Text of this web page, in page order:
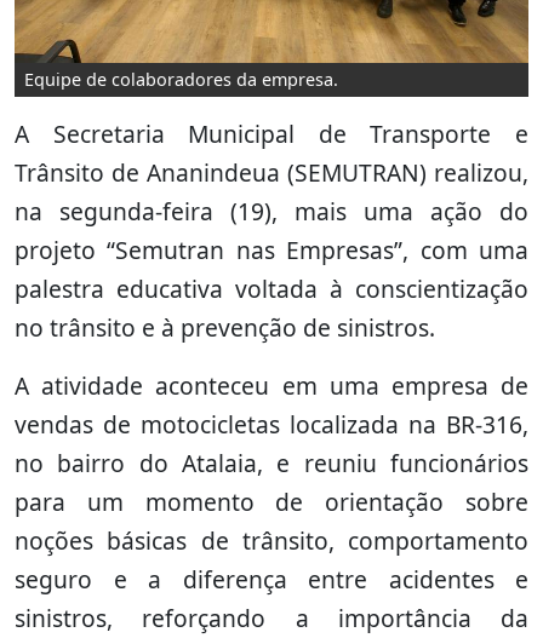
Equipe de colaboradores da empresa.
A Secretaria Municipal de Transporte e
Trânsito de Ananindeua (SEMUTRAN) realizou,
na segunda-feira (19), mais uma ação do
projeto “Semutran nas Empresas”, com uma
palestra educativa voltada à conscientização
no trânsito e à prevenção de sinistros.
A atividade aconteceu em uma empresa de
vendas de motocicletas localizada na BR-316,
no bairro do Atalaia, e reuniu funcionários
para um momento de orientação sobre
noções básicas de trânsito, comportamento
seguro e a diferença entre acidentes e
sinistros, reforçando a importância da